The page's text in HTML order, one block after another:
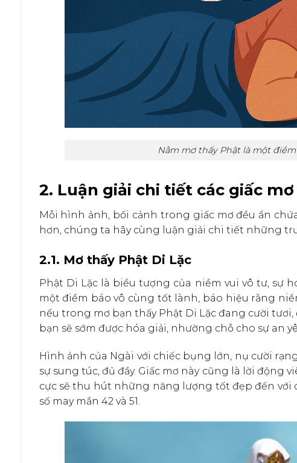
Nằm mơ thấy Phật là một
2. Luận giải chi tiết các giấc
Mỗi hình ảnh, bối cảnh trong giấc mơ đều ẩn
hơn, chúng ta hãy cùng luận giải chi tiết những
2.1. Mơ thấy Phật Di Lặc
Phật Di Lặc là biểu tượng của niềm vui vô tư, sự
một điềm báo vô cùng tốt lành, báo hiệu rằng
nếu trong mơ bạn thấy Phật Di Lặc đang cười
bạn sẽ sớm được hóa giải, nhường chỗ cho sự an
Hình ảnh của Ngài với chiếc bụng lớn, nụ cười
sự sung túc, đủ đầy. Giấc mơ này cũng là lời động
cực sẽ thu hút những năng lượng tốt đẹp đến với
số may mắn 42 và 51.